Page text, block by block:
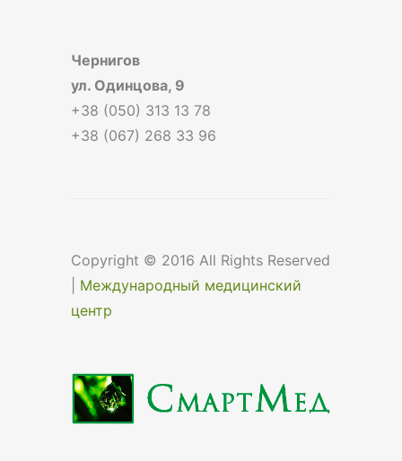
Чернигов
ул. Одинцова, 9
+38 (050) 313 13 78
+38 (067) 268 33 96
Copyright © 2016 All Rights Reserved
Международный медицинский
центр